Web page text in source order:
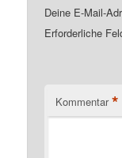
Deine E-Mail-
Erforderliche
Kommentar *